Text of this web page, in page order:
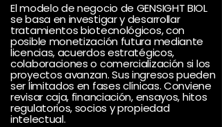
El modelo de negocio de GENSIGHT BIOL
se basa en investigar y desarrollar
tratamientos biotecnológicos, con
posible monetización futura mediante
licencias, acuerdos estratégicos,
colaboraciones o comercialización si los
proyectos avanzan. Sus ingresos pueden
ser limitados en fases clínicas. Conviene
revisar caja, financiación, ensayos, hitos
regulatorios, socios y propiedad
intelectual.